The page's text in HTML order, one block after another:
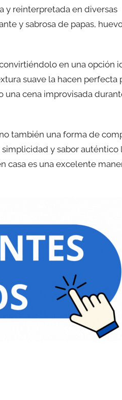
y reinterpretada en diversas
y sabrosa de papas,
en una opción
suave la hacen perfecta
una cena improvisada
también una forma de
y sabor auténtico
casa es una excelente